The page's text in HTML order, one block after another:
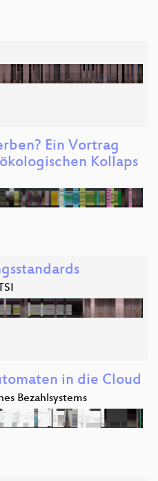
Ein Vortrag
Kollaps
in die Cloud
Bezahlsystems